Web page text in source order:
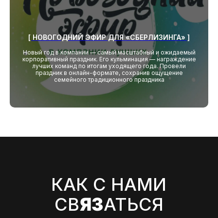
[ НОВОГОДНИЙ ЭФИР ДЛЯ «СБЕРЛИЗИНГА» ]
Новый год в компании — самый масштабный и ожидаемый
корпоративный праздник. Его кульминация — награждение
лучших команд по итогам уходящего года. Провели
праздник в онлайн-формате, сохранив ощущение
семейного традиционного праздника
Согласен на обработку моих
персональных данных
в соответствии сполитикой
конфиденциальности
Написать в телеграм